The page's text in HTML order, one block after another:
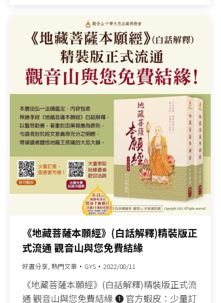
《地藏菩薩本願經》(白話解釋)精裝版正
式流通 觀音山與您免費結緣
好書分享, 熱門文章 GYS 2022/08/11
《地藏菩薩本願經》(白話解釋)精裝版正式流
通 觀音山與您免費結緣 ❶ 官方蝦皮：少量訂